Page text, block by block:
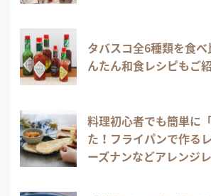
タバスコ全6種類を食
んたん和食レシピもご
料理初心者でも簡単に
た！フライパンで作る
ーズナンなどアレンジ